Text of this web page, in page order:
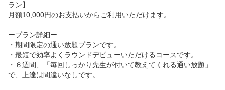
ラン】
月額10,000円のお支払いからご利用いただけます。
ープラン詳細ー
・期間限定の通い放題プランです。
・最短で効率よくラウンドデビューいただけるコースです。
・６週間、「毎回しっかり先生が付いて教えてくれる通い放題」
で、上達は間違いなしです。